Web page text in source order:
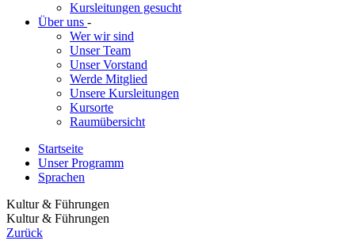
Kursleitungen gesucht
Über uns -
Wer wir sind
Unser Team
Unser Vorstand
Werde Mitglied
Unsere Kursleitungen
Kursorte
Raumübersicht
Startseite
Unser Programm
Sprachen
Kultur & Führungen
Kultur & Führungen
Zurück